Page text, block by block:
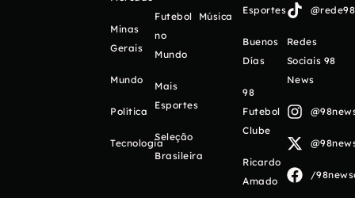
Minas
Gerais
Mundo
Política
Tecnologia
Futebol
no
Mundo
Mais
Esportes
Seleção
Brasileira
Música
Esportes
Buenos
Días
98
Futebol
Clube
Ricardo
Amado
Redes
Sociais 98
News
/